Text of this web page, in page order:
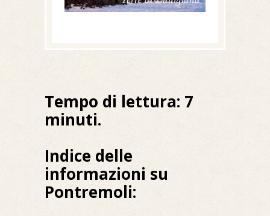
Tempo di lettura: 7
minuti.
Indice delle
informazioni su
Pontremoli: